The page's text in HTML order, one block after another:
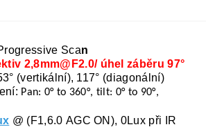
Scan
2,8mm@F2.0/ úhel záběru 97°
(vertikální), 117° (diagonální)
Pan: 0° to 360°, tilt: 0° to 90°,
@ (F1,6.0 AGC ON), 0Lux při IR